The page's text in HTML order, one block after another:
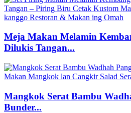
Meja Makan Melamin
Dilukis Tangan...
Mangkok Serat Bambu
Bunder...